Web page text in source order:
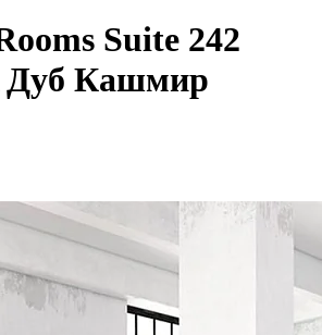
Suite 242
Дуб Кашмир